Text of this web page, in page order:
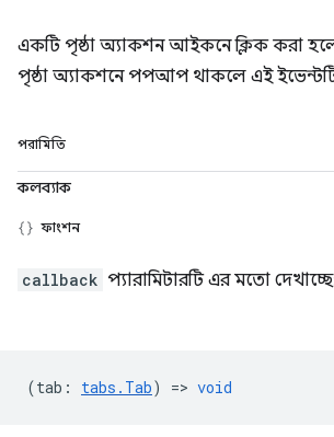
একটি পৃষ্ঠা অ্যাকশন আইকনে ক্লিক করা হলে
পৃষ্ঠা অ্যাকশনে পপআপ থাকলে এই ইভেন্টটি
পরামিতি
কলব্যাক
ফাংশন
callback প্যারামিটারটি এর মতো
(tab : tabs.Tab) => void